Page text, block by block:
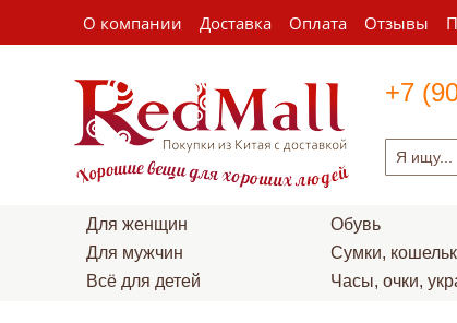
О компании Доставка Оплата Отзывы
+7
Для женщин
Для мужчин
Всё для детей
Обувь
Сумки,
Часы, очки,